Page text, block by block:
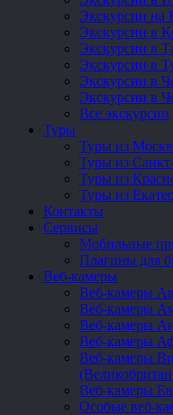
Экскурсии на
Экскурсии в
Экскурсии в
Экскурсии в
Экскурсии в
Экскурсии в
Все экскурсии
Туры
Туры из
Туры из
Туры из
Туры из
Контакты
Сервисы
Мобильные
Плагины для
Веб-камеры
Веб-камеры
Веб-камеры
Веб-камеры
Веб-камеры
Веб-камеры
Веб-камеры
Особые веб-